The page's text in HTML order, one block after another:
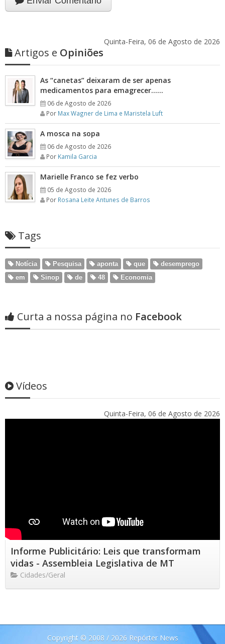
Quinta-Feira, 06 de Agosto de 2026
Artigos e Opiniões
As “canetas” deixaram de ser apenas
medicamentos para emagrecer……
06 de Agosto de 2026
Por Max Wagner de Lima e Maristela Luft
A mosca na sopa
06 de Agosto de 2026
Por Kamila Garcia
Marielle Franco se fez verbo
05 de Agosto de 2026
Por Rosana Leite Antunes de Barros
Tags
Notícia Pesquisa aponta que
desemprego
em
Sinop de 48 Economia
Curta a nossa página no Facebook
Vídeos
Quinta-Feira, 06 de Agosto de 2026
Informe Publicitário: Leis que transformam
vidas - Assembleia Legislativa de MT
Cidades/Geral
Copyright © 2008 / 2026 Repórter News